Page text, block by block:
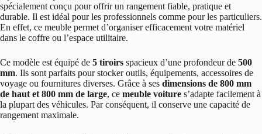
spécialement conçu pour offrir un rangement fiable, pratique et
durable. Il est idéal pour les professionnels comme pour les particuliers.
En effet, ce meuble permet d’organiser efficacement votre matériel
dans le coffre ou l’espace utilitaire.
Ce modèle est équipé de 5 tiroirs spacieux d’une profondeur de 500
mm. Ils sont parfaits pour stocker outils, équipements, accessoires de
voyage ou fournitures diverses. Grâce à ses dimensions de 800 mm
de haut et 800 mm de large, ce meuble voiture s’adapte facilement à
la plupart des véhicules. Par conséquent, il conserve une capacité de
rangement maximale.